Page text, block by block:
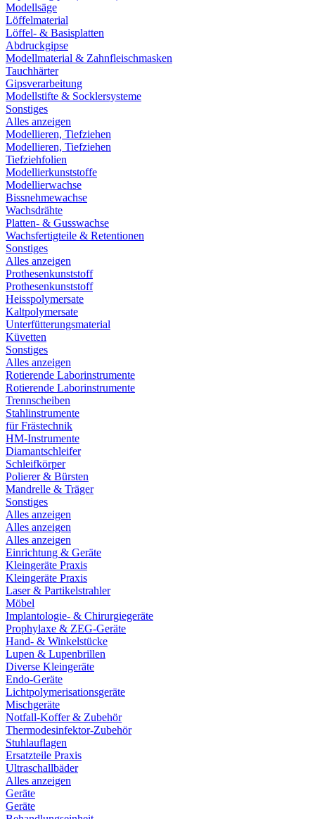
Modellsäge
Löffelmaterial
Löffel- & Basisplatten
Abdruckgipse
Modellmaterial & Zahnfleischmasken
Tauchhärter
Gipsverarbeitung
Modellstifte & Socklersysteme
Sonstiges
Alles anzeigen
Modellieren, Tiefziehen
Modellieren, Tiefziehen
Tiefziehfolien
Modellierkunststoffe
Modellierwachse
Bissnehmewachse
Wachsdrähte
Platten- & Gusswachse
Wachsfertigteile & Retentionen
Sonstiges
Alles anzeigen
Prothesenkunststoff
Prothesenkunststoff
Heisspolymersate
Kaltpolymersate
Unterfütterungsmaterial
Küvetten
Sonstiges
Alles anzeigen
Rotierende Laborinstrumente
Rotierende Laborinstrumente
Trennscheiben
Stahlinstrumente
für Frästechnik
HM-Instrumente
Diamantschleifer
Schleifkörper
Polierer & Bürsten
Mandrelle & Träger
Sonstiges
Alles anzeigen
Alles anzeigen
Alles anzeigen
Einrichtung & Geräte
Kleingeräte Praxis
Kleingeräte Praxis
Laser & Partikelstrahler
Möbel
Implantologie- & Chirurgiegeräte
Prophylaxe & ZEG-Geräte
Hand- & Winkelstücke
Lupen & Lupenbrillen
Diverse Kleingeräte
Endo-Geräte
Lichtpolymerisationsgeräte
Mischgeräte
Notfall-Koffer & Zubehör
Thermodesinfektor-Zubehör
Stuhlauflagen
Ersatzteile Praxis
Ultraschallbäder
Alles anzeigen
Geräte
Geräte